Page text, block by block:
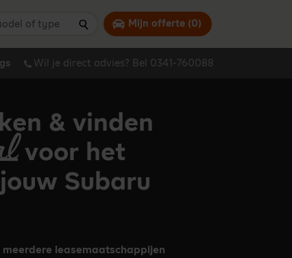
Wil je direct advies? Bel 0341-760088
of type
Zoeken
Mijn offerte (0)
& vinden
voor het
Subaru
meerdere leasemaatschappijen